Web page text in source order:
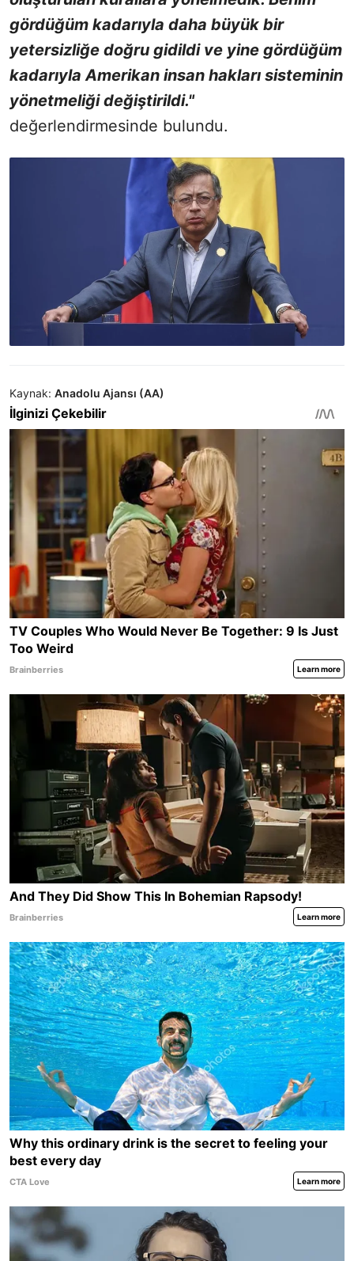
gördüğüm kadarıyla daha büyük bir
yetersizliğe doğru gidildi ve yine gördüğüm
kadarıyla Amerikan insan hakları sisteminin
yönetmeliği değiştirildi."
değerlendirmesinde bulundu.
Kaynak: Anadolu Ajansı (AA)